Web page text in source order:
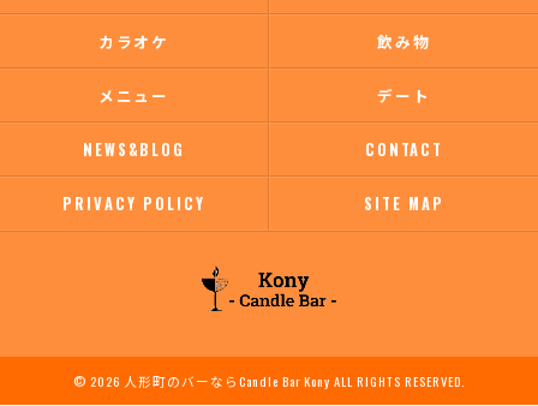
カラオケ 飲み物
メニュー デート
NEWS&BLOG CONTACT
PRIVACY POLICY SITE MAP
© 2026 人形町のバーならCandle Bar Kony ALL RIGHTS RESERVED.